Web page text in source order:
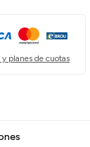
planes de cuotas